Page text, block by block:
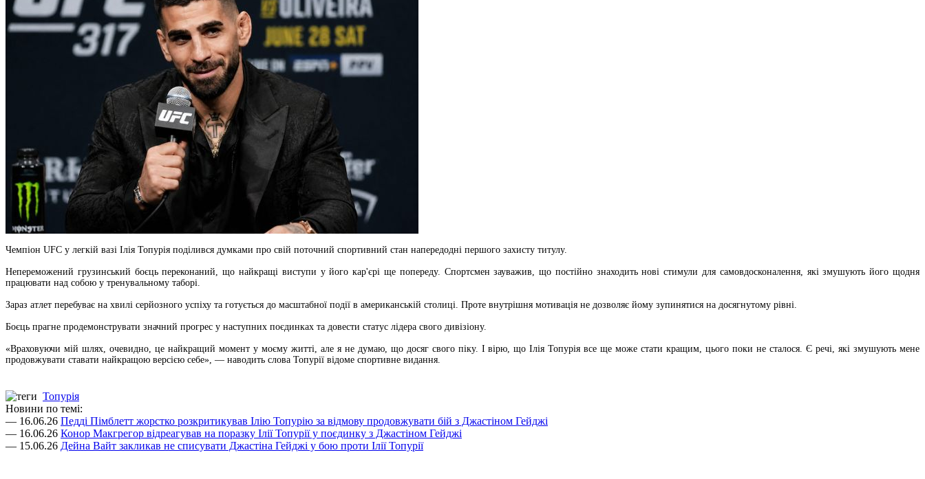
Чемпіон UFC у легкій вазі Ілія Топурія поділився думками про свій поточний спортивний стан напередодні першого захисту титулу.
Непереможений грузинський боєць переконаний, що найкращі виступи у його кар'єрі ще попереду. Спортсмен зауважив, що постійно знаходить нові стимули для самовдосконалення, які змушують його щодня
працювати над собою у тренувальному таборі.
Зараз атлет перебуває на хвилі серйозного успіху та готується до масштабної події в американській столиці. Проте внутрішня мотивація не дозволяє йому зупинятися на досягнутому рівні.
Боєць прагне продемонструвати значний прогрес у наступних поєдинках та довести статус лідера свого дивізіону.
«Враховуючи мій шлях, очевидно, це найкращий момент у моєму житті, але я не думаю, що досяг свого піку. І вірю, що Ілія Топурія все ще може стати кращим, цього поки не сталося. Є речі, які змушують мене
продовжувати ставати найкращою версією себе», — наводить слова Топурії відоме спортивне видання.
Топурія
Новини по темі:
— 16.06.26 Педді Пімблетт жорстко розкритикував Ілію Топурію за відмову продовжувати бій з Джастіном Гейджі
— 16.06.26 Конор Макгрегор відреагував на поразку Ілії Топурії у поєдинку з Джастіном Гейджі
— 15.06.26 Дейна Вайт закликав не списувати Джастіна Гейджі у бою проти Ілії Топурії